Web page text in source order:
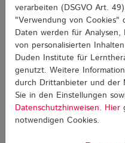
Geometrie
lernen
Veranstaltung der
Eine Fortbildung für
Fachleute zur
verarbeiten (DSGVO Art.
"Verwendung von Cookies"
Daten werden für
von personalisierten
Duden Institute für
genutzt. Weitere
durch Drittanbieter und der
Sie in den Einstellungen
Datenschutzhinweisen. Hier
notwendigen Cookies.